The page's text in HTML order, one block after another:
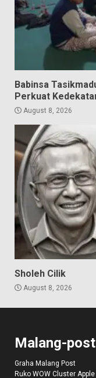
Babinsa
Perkuat
August 8, 2026
Sholeh Cilik
August 8, 2026
Malang-
Graha Malang Post
Ruko WOW Cluster